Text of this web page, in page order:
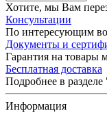
Хотите, мы Вам
Консультации
По интересующим
Документы и
Гарантия на товары
Бесплатная доставка
Подробнее в
Информация